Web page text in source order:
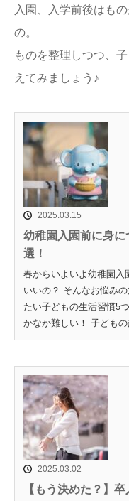
入園、入学前後はも
の。
ものを整理しつつ、
えてみましょう♪
2025.03.15
幼稚園入園前に身
選！
春からいよいよ幼稚園入
いいの？ そんなお悩み
たい子どもの生活習慣5
かなか難しい！ 子どもの
2025.03.02
【もう決めた？】